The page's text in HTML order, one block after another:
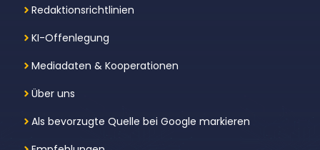
Redaktionsrichtlinien
KI-Offenlegung
Mediadaten & Kooperationen
Über uns
Als bevorzugte Quelle bei Google markieren